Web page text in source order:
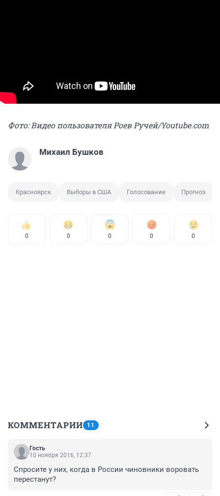
Фото: Видео пользователя Роев Ручей/Youtube.com
Михаил Бушков
Красноярск Выборы в США Голосование Прогноз
0 0 0 0 0
КОММЕНТАРИИ 11
Гость
10 ноября 2016, 12:37
Спросите у них, когда в России чиновники воровать
перестанут?